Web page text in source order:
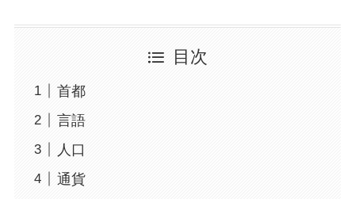
目次
首都
言語
人口
通貨